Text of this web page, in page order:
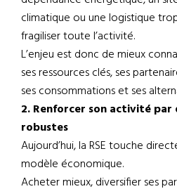
climatique ou une logistique
fragiliser toute l’activité.
L’enjeu est donc de mieux
ses ressources clés, ses
ses consommations et ses
2. Renforcer son activité par
robustes
Aujourd’hui, la RSE touche
modèle économique.
Acheter mieux, diversifier ses